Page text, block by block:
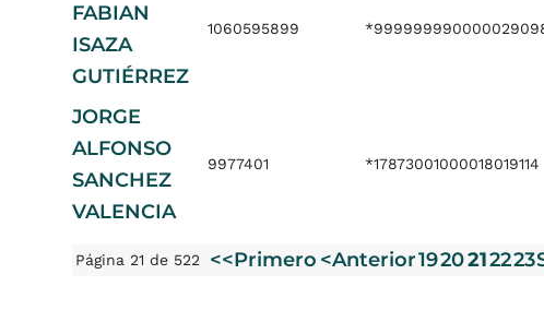
FABIAN
ISAZA
GUTIÉRREZ
1060595899
JORGE
ALFONSO
SANCHEZ
VALENCIA
9977401 *17873001000018019114
Página 21 de 522 <<Primero <Anterior1920212223